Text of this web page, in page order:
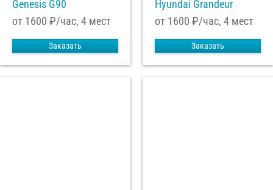
Genesis G90
от 1600 ₽/час, 4 мест
Заказать
Hyundai Grandeur
от 1600 ₽/час, 4 мест
Заказать